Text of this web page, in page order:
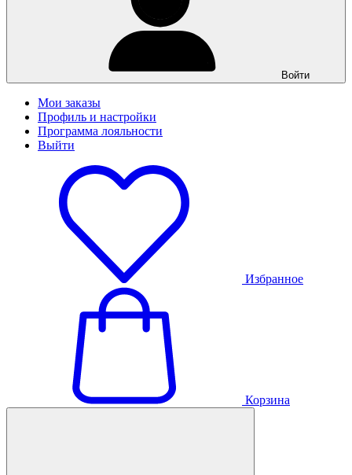
Войти
Мои заказы
Профиль и настройки
Программа лояльности
Выйти
Избранное
Корзина